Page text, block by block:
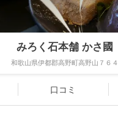
みろく石本舗 かさ國
和歌山県伊都郡高野町高野山７６４
口コミ